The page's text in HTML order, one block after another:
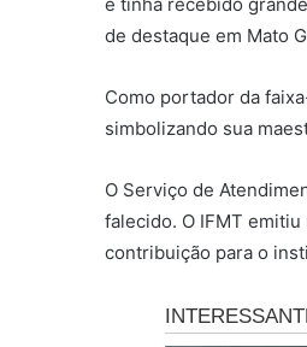
de destaque em Mato
Como portador da
simbolizando sua
O Serviço de
falecido. O IFMT
contribuição para o